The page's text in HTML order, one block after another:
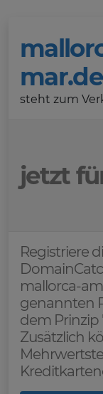
mar.de
steht zum
jetzt
Registriere
mallorca-
genannten
dem Prinzip
Zusätzlich